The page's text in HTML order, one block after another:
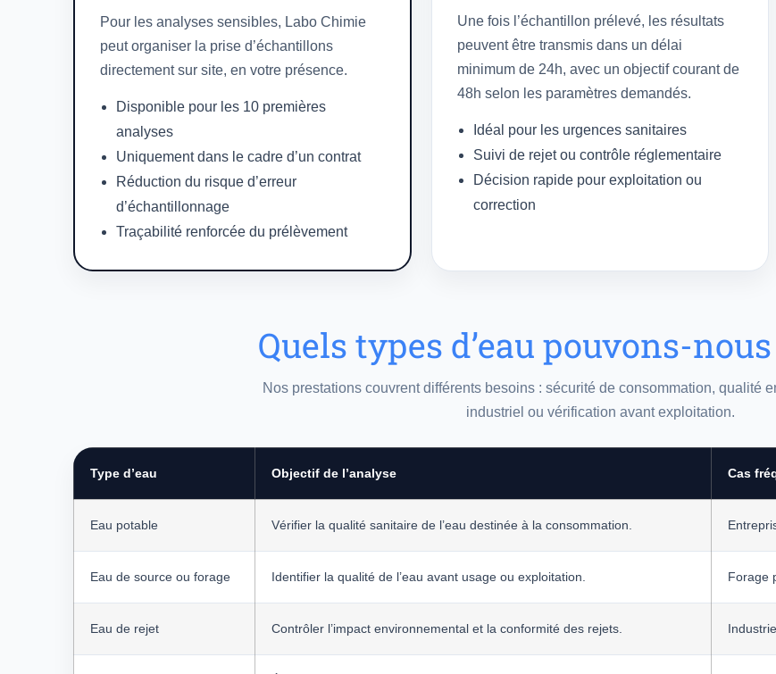
Pour les analyses sensibles, Labo Chimie
peut organiser la prise d’échantillons
directement sur site, en votre présence.
Disponible pour les 10 premières
analyses
Uniquement dans le cadre d’un contrat
Réduction du risque d’erreur
d’échantillonnage
Traçabilité renforcée du prélèvement
Une fois l’échantillon prélevé, les résultats
peuvent être transmis dans un délai
minimum de 24h, avec un objectif courant de
48h selon les paramètres demandés.
Idéal pour les urgences sanitaires
Suivi de rejet ou contrôle réglementaire
Décision rapide pour exploitation ou
correction
Quels types d’eau pouvons-
Nos prestations couvrent différents besoins : sécurité de consommation, qualité
industriel ou vérification avant exploitation.
Type d’eau Objectif de l’analyse Cas
Eau potable Vérifier la qualité sanitaire de l’eau destinée à la consommation.
Eau de source ou forage Identifier la qualité de l’eau avant usage ou exploitation. Forage
Eau de rejet Contrôler l’impact environnemental et la conformité des rejets.